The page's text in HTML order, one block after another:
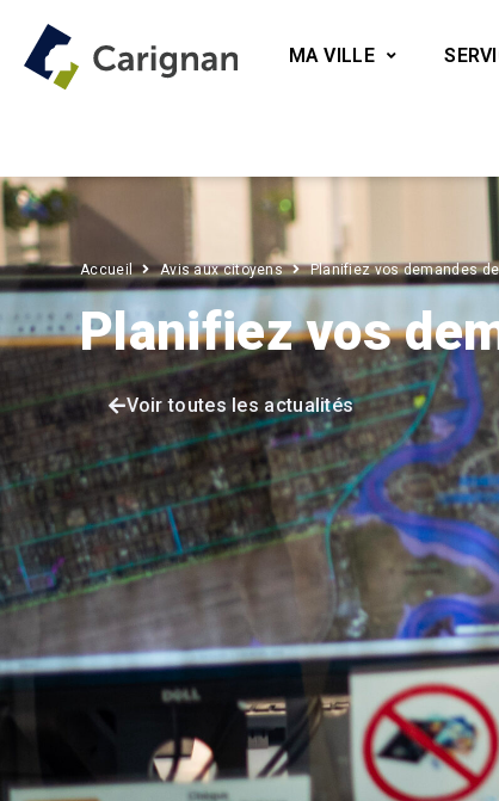
MA VILLE
Accueil Avis aux citoyens Planifiez vos demandes
Planifiez vos
Voir toutes les actualités